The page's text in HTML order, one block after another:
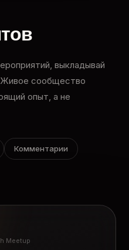
выкладывай
Живое сообщество
опыт, а не
Комментарии
Meetup